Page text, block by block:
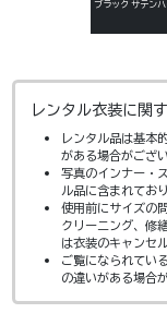
ブラック サテン
レンタル衣装に関
レンタル品は基本
がある場合がござ
写真のインナー・
ル品に含まれてお
使用前にサイズの
クリーニング、修
は衣装のキャンセ
ご覧になられてい
の違いがある場合